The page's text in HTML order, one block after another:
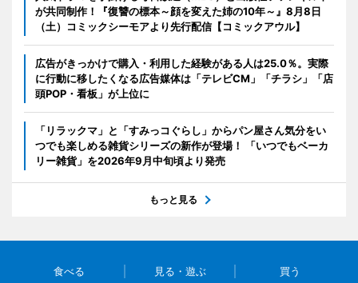
が共同制作！『復讐の標本～顔を変えた姉の10年～』8月8日
（土）コミックシーモアより先行配信【コミックアウル】
広告がきっかけで購入・利用した経験がある人は25.0％。実際
に行動に移したくなる広告媒体は「テレビCM」「チラシ」「店
頭POP・看板」が上位に
「リラックマ」と「すみっコぐらし」からパン屋さん気分をい
つでも楽しめる雑貨シリーズの新作が登場！ 「いつでもベーカ
リー雑貨」を2026年9月中旬頃より発売
もっと見る
食べる 見る・遊ぶ 買う